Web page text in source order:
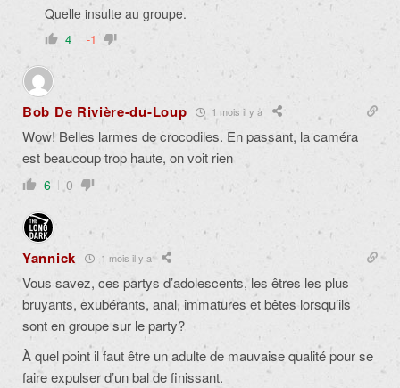
Quelle insulte au groupe.
4 -1
Bob De Rivière-du-Loup 1 mois il y a
Wow! Belles larmes de crocodiles. En passant, la caméra
est beaucoup trop haute, on voit rien
6 0
Yannick 1 mois il y a
Vous savez, ces partys d’adolescents, les êtres les plus
bruyants, exubérants, anal, immatures et bêtes lorsqu’ils
sont en groupe sur le party?
À quel point il faut être un adulte de mauvaise qualité pour se
faire expulser d’un bal de finissant.